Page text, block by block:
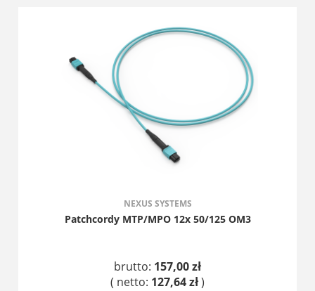
NEXUS SYSTEMS
Patchcordy MTP/MPO 12x 50/125 OM3
brutto: 157,00 zł
( netto: 127,64 zł)